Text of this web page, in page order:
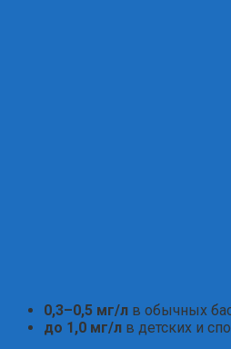
0,3–0,5 мг/л в обычных
до 1,0 мг/л в детских и